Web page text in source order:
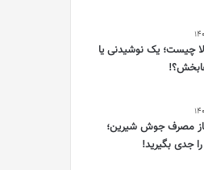
چیست؛ یک نوشیدنی یا
مصرف جوش شیرین؛
جدی بگیرید!